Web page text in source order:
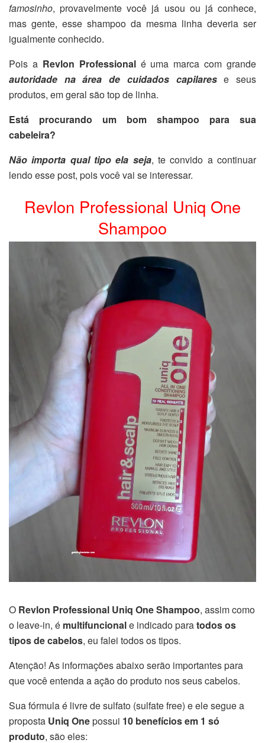
famosinho, provavelmente você já usou ou já conhece,
mas gente, esse shampoo da mesma linha deveria ser
igualmente conhecido.
Pois a Revlon Professionalé uma marca com grande
autoridade na área de cuidados capilarese seus
produtos, em geral são top de linha.
Está procurando um bom shampoo para sua
cabeleira?
Não importa qual tipo ela seja, te convido a continuar
lendo esse post, pois você vai se interessar.
Revlon Professional Uniq One
Shampoo
O Revlon Professional Uniq One Shampoo, assim como
o leave-in, é multifuncionale indicado paratodos os
tipos de cabelos, eu falei todos os tipos.
Atenção! As informações abaixo serão importantes para
que você entenda a ação do produto nos seus cabelos.
Sua fórmula é livre de sulfato (sulfate free) e ele segue a
proposta Uniq Onepossui 10 benefícios em 1 só
produto, são eles: